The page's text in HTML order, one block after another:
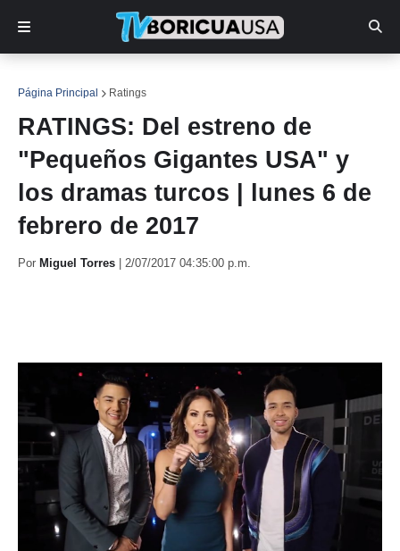
Página Principal Ratings
RATINGS: Del estreno de
"Pequeños Gigantes USA" y
los dramas turcos | lunes 6 de
febrero de 2017
Por Miguel Torres 2/07/2017 04:35:00 p.m.